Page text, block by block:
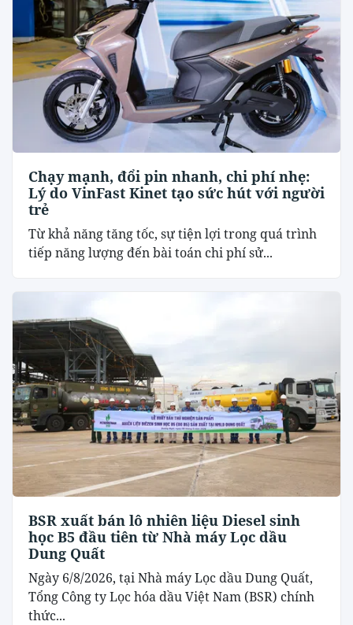
Chạy mạnh, đổi pin nhanh, chi phí nhẹ:
Lý do VinFast Kinet tạo sức hút với người
trẻ
Từ khả năng tăng tốc, sự tiện lợi trong quá trình
tiếp năng lượng đến bài toán chi phí sử...
BSR xuất bán lô nhiên liệu Diesel sinh
học B5 đầu tiên từ Nhà máy Lọc dầu
Dung Quất
Ngày 6/8/2026, tại Nhà máy Lọc dầu Dung Quất,
Tổng Công ty Lọc hóa dầu Việt Nam (BSR) chính
thức...